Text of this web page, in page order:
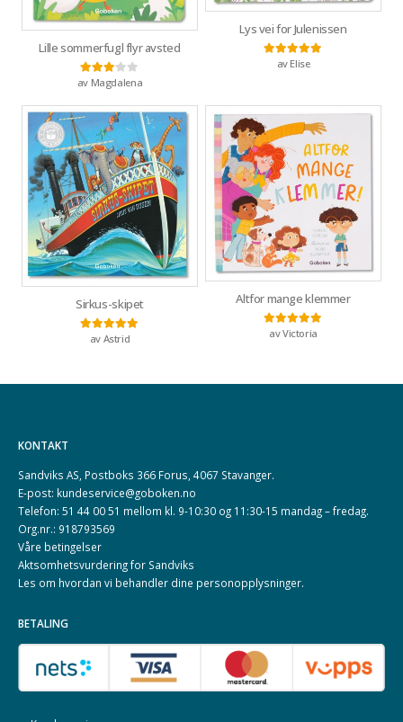
Lille sommerfugl flyr avsted
Vurdert3av 5
av Magdalena
Lys vei for Julenissen
Vurdert5
av Elise
Sirkus-skipet
Vurdert5
av Astrid
Altfor mange klemmer
Vurdert5av 5
av Victoria
KONTAKT
Sandviks AS, Postboks 366 Forus, 4067 Stavanger.
E-post: kundeservice@goboken.no
Telefon: 51 44 00 51 mellom kl. 9-10:30 og 11:30-15 mandag – fredag.
Org.nr.: 918793569
Våre betingelser
Aktsomhetsvurdering for Sandviks
Les om hvordan vi behandler dine personopplysninger.
BETALING